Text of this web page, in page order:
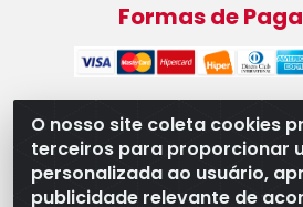
O nosso site coleta cookies
terceiros para proporcionar
personalizada ao usuário,
publicidade relevante de
Formas de
WB Componentes
08.528.393/0001-12 - Rua do
Oeste Industrial, Goiânia/GO